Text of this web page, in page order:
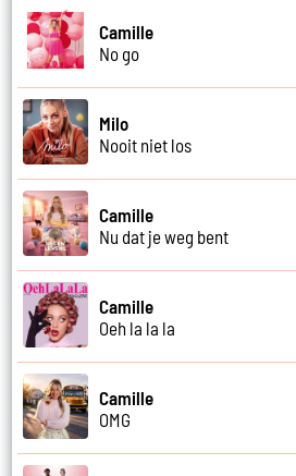
Camille
No go
Milo
Nooit niet los
Camille
Nu dat je weg bent
Camille
Oeh la la la
Camille
OMG